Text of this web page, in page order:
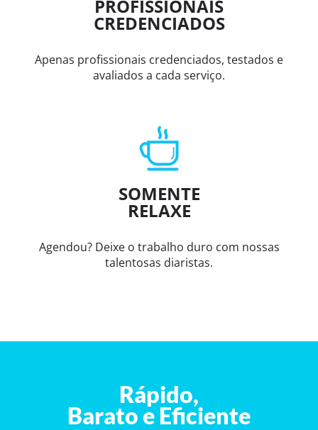
PROFISSIONAIS
CREDENCIADOS
Apenas profissionais credenciados, testados e
avaliados a cada serviço.
SOMENTE
RELAXE
Agendou? Deixe o trabalho duro com nossas
talentosas diaristas.
Rápido,
Barato e Eficiente